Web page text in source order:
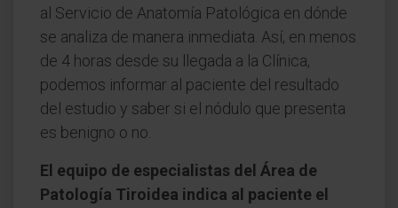
al Servicio de Anatomía Patológica en dónde
se analiza de manera inmediata. Así, en menos
de 4 horas desde su llegada a la Clínica,
podemos informar al paciente del resultado
del estudio y saber si el nódulo que presenta
es benigno o no.
El equipo de especialistas del Área de
Patología Tiroidea indica al paciente el